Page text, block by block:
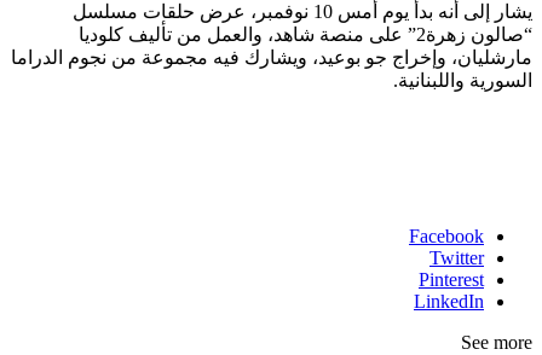
يشار إلى أنه بدأ يوم أمس 10 نوفمبر، عرض حلقات مسلسل
“صالون زهرة2” على منصة شاهد، والعمل من تأليف كلوديا
مارشليان، وإخراج جو بوعيد، ويشارك فيه مجموعة من نجوم الدراما
السورية واللبنانية.
Facebook
Twitter
Pinterest
LinkedIn
See more